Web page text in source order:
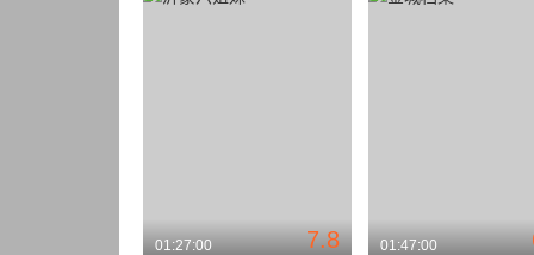
7.8
01:27:00 01:47:00